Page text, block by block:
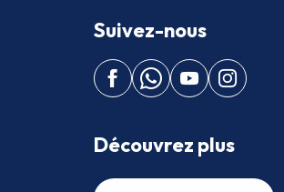
Suivez-nous
Découvrez plus